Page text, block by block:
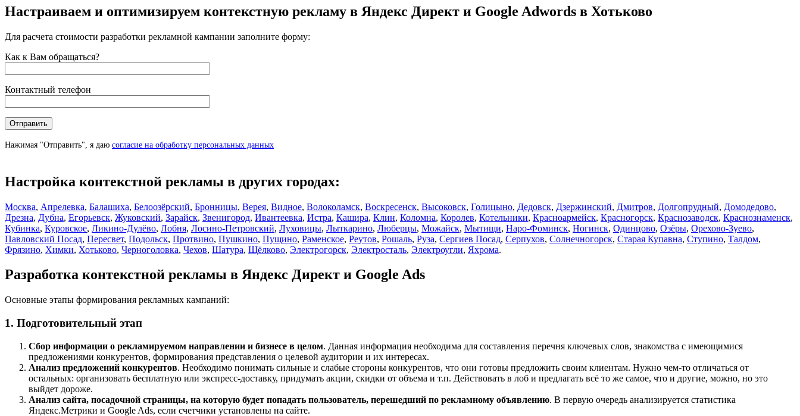
Настраиваем и оптимизируем контекстную рекламу в Яндекс Директ и Google Adwords в Хотьково
Для расчета стоимости разработки рекламной кампании заполните форму:
Как к Вам обращаться?
Контактный телефон
Нажимая "Отправить", я даю согласие на обработку персональных данных
Настройка контекстной рекламы в других городах:
Москва, Апрелевка, Балашиха, Белоозёрский, Бронницы, Верея, Видное, Волоколамск, Воскресенск, Высоковск, Голицыно, Дедовск, Дзержинский, Дмитров, Долгопрудный, Домодедово,
Дрезна, Дубна, Егорьевск, Жуковский, Зарайск, Звенигород, Ивантеевка, Истра, Кашира, Клин, Коломна, Королев, Котельники, Красноармейск, Красногорск, Краснозаводск, Краснознаменск,
Кубинка, Куровское, Ликино-Дулёво, Лобня, Лосино-Петровский, Луховицы, Лыткарино, Люберцы, Можайск, Мытищи, Наро-Фоминск, Ногинск, Одинцово, Озёры, Орехово-Зуево,
Павловский Посад, Пересвет, Подольск, Протвино, Пушкино, Пущино, Раменское, Реутов, Рошаль, Руза, Сергиев Посад, Серпухов, Солнечногорск, Старая Купавна, Ступино, Талдом,
Фрязино, Химки, Хотьково, Черноголовка, Чехов, Шатура, Щёлково, Электрогорск, Электросталь, Электроугли, Яхрома.
Разработка контекстной рекламы в Яндекс Директ и Google Ads
Основные этапы формирования рекламных кампаний:
1. Подготовительный этап
Cбор информации о рекламируемом направлении и бизнесе в целом. Данная информация необходима для составления перечня ключевых слов, знакомства с имеющимися
предложениями конкурентов, формирования представления о целевой аудитории и их интересах.
Анализ предложений конкурентов. Необходимо понимать сильные и слабые стороны конкурентов, что они готовы предложить своим клиентам. Нужно чем-то отличаться от
остальных: организовать бесплатную или экспресс-доставку, придумать акции, скидки от объема и т.п. Действовать в лоб и предлагать всё то же самое, что и другие, можно, но это
выйдет дороже.
Анализ сайта, посадочной страницы, на которую будет попадать пользователь, перешедший по рекламному объявлению. В первую очередь анализируется статистика
Яндекс.Метрики и Google Ads, если счетчики установлены на сайте.